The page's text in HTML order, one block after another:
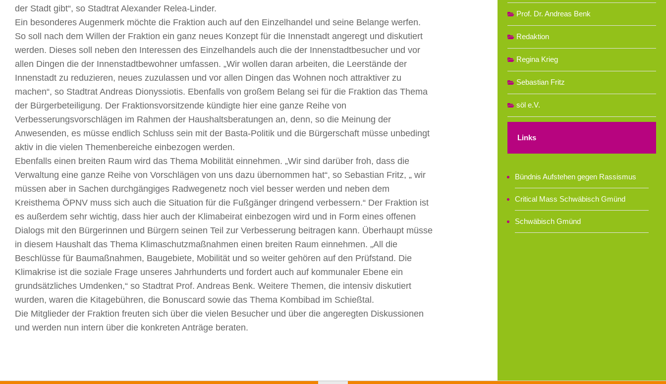
der Stadt gibt“, so Stadtrat Alexander Relea-Linder.
Ein besonderes Augenmerk möchte die Fraktion auch auf den Einzelhandel und seine Belange werfen.
So soll nach dem Willen der Fraktion ein ganz neues Konzept für die Innenstadt angeregt und diskutiert
werden. Dieses soll neben den Interessen des Einzelhandels auch die der Innenstadtbesucher und vor
allen Dingen die der Innenstadtbewohner umfassen. „Wir wollen daran arbeiten, die Leerstände der
Innenstadt zu reduzieren, neues zuzulassen und vor allen Dingen das Wohnen noch attraktiver zu
machen“, so Stadtrat Andreas Dionyssiotis. Ebenfalls von großem Belang sei für die Fraktion das Thema
der Bürgerbeteiligung. Der Fraktionsvorsitzende kündigte hier eine ganze Reihe von
Verbesserungsvorschlägen im Rahmen der Haushaltsberatungen an, denn, so die Meinung der
Anwesenden, es müsse endlich Schluss sein mit der Basta-Politik und die Bürgerschaft müsse unbedingt
aktiv in die vielen Themenbereiche einbezogen werden.
Ebenfalls einen breiten Raum wird das Thema Mobilität einnehmen. „Wir sind darüber froh, dass die
Verwaltung eine ganze Reihe von Vorschlägen von uns dazu übernommen hat“, so Sebastian Fritz, „ wir
müssen aber in Sachen durchgängiges Radwegenetz noch viel besser werden und neben dem
Kreisthema ÖPNV muss sich auch die Situation für die Fußgänger dringend verbessern.“ Der Fraktion ist
es außerdem sehr wichtig, dass hier auch der Klimabeirat einbezogen wird und in Form eines offenen
Dialogs mit den Bürgerinnen und Bürgern seinen Teil zur Verbesserung beitragen kann. Überhaupt müsse
in diesem Haushalt das Thema Klimaschutzmaßnahmen einen breiten Raum einnehmen. „All die
Beschlüsse für Baumaßnahmen, Baugebiete, Mobilität und so weiter gehören auf den Prüfstand. Die
Klimakrise ist die soziale Frage unseres Jahrhunderts und fordert auch auf kommunaler Ebene ein
grundsätzliches Umdenken,“ so Stadtrat Prof. Andreas Benk. Weitere Themen, die intensiv diskutiert
wurden, waren die Kitagebühren, die Bonuscard sowie das Thema Kombibad im Schießtal.
Die Mitglieder der Fraktion freuten sich über die vielen Besucher und über die angeregten Diskussionen
und werden nun intern über die konkreten Anträge beraten.
Prof. Dr. Andreas Benk
Redaktion
Regina Krieg
Sebastian Fritz
söl e.V.
Links
Bündnis Aufstehen gegen Rassismus
Critical Mass Schwäbisch Gmünd
Schwäbisch Gmünd